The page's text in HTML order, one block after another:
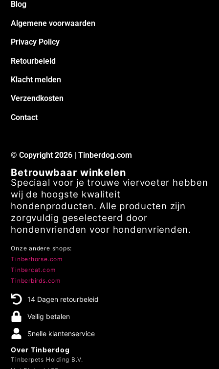
© Copyright 2026 | Tinberdog.com
Betrouwbaar winkelen
Speciaal voor je trouwe viervoeter hebben
wij de hoogste kwaliteit
hondenproducten. Alle producten zijn
zorgvuldig geselecteerd door
hondenvrienden voor hondenvrienden.
Onze andere shops:
Tinbercat.com
Tinberbirds.com
14 Dagen retourbeleid
Veilig betalen
Snelle klantenservice